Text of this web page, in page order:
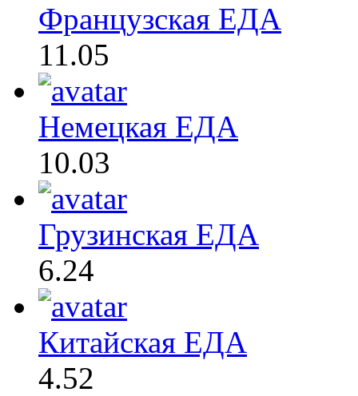
Французская ЕДА
11.05
Немецкая ЕДА
10.03
Грузинская ЕДА
6.24
Китайская ЕДА
4.52